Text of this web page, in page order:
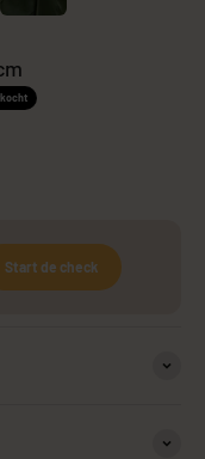
Start de check